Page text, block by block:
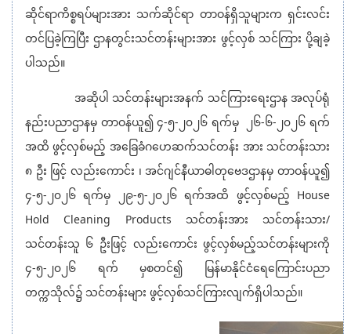
ဆိုင်ရာကိစ္စရပ်များအား သက်ဆိုင်ရာ တာဝန်ရှိသူများက ရှင်းလင်း
တင်ပြခဲ့ကြပြီး ဌာနတွင်းသင်တန်းများအား ဖွင့်လှစ် သင်ကြား ပို့ချခဲ့
ပါသည်။
အဆိုပါ သင်တန်းများအနက် သင်ကြားရေးဌာန အလုပ်ရုံ
နည်းပညာဌာနမှ တာဝန်ယူ၍ ၄-၅-၂၀၂၆ ရက်မှ ၂၆-၆-၂၀၂၆ ရက်
အထိ ဖွင့်လှစ်မည့် အခြေခံဂဟေဆက်သင်တန်း အား သင်တန်းသား
၈ ဦး ဖြင့် လည်းကောင်း ၊ အင်ဂျင်နီယာဓါတုဗေဒဌာနမှ တာဝန်ယူ၍
၄-၅-၂၀၂၆ ရက်မှ ၂၉-၅-၂၀၂၆ ရက်အထိ ဖွင့်လှစ်မည့် House
Hold Cleaning Products သင်တန်းအား သင်တန်းသား/
သင်တန်းသူ ၆ ဦးဖြင့် လည်းကောင်း ဖွင့်လှစ်မည့်သင်တန်းများကို
၄-၅-၂၀၂၆ ရက် မှစတင်၍ မြန်မာနိုင်ငံရေကြောင်းပညာ
တက္ကသိုလ်၌ သင်တန်းများ ဖွင့်လှစ်သင်ကြားလျက်ရှိပါသည်။